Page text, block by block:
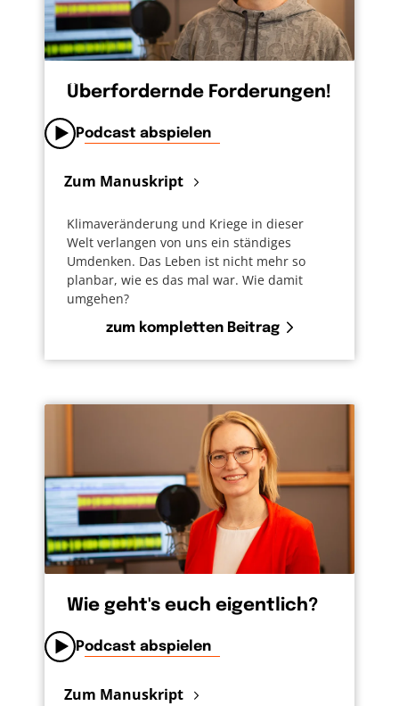
Überfordernde Forderungen!
Podcast abspielen
Zum Manuskript
Klimaveränderung und Kriege in dieser
Welt verlangen von uns ein ständiges
Umdenken. Das Leben ist nicht mehr so
planbar, wie es das mal war. Wie damit
umgehen?
zum kompletten Beitrag
Wie geht's euch eigentlich?
Podcast abspielen
Zum Manuskript